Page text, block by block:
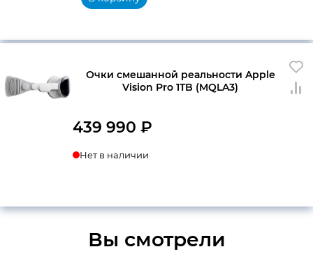
Очки смешанной реальности Apple
Vision Pro 1TB (MQLA3)
439 990 ₽
Нет в наличии
Вы смотрели